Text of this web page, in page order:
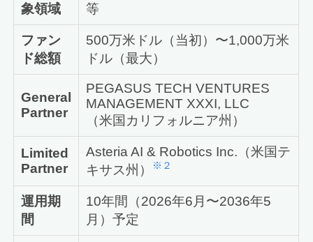
象領域
等
ファン
ド総額
500万米ドル（当初）〜1,000万米
ドル（最大）
General
Partner
PEGASUS TECH VENTURES
MANAGEMENT XXXI, LLC
（米国カリフォルニア州）
Limited
Partner
Asteria AI & Robotics Inc.（米国テ
キサス州）
※２
運用期
間
10年間（2026年6月〜2036年5
月）予定